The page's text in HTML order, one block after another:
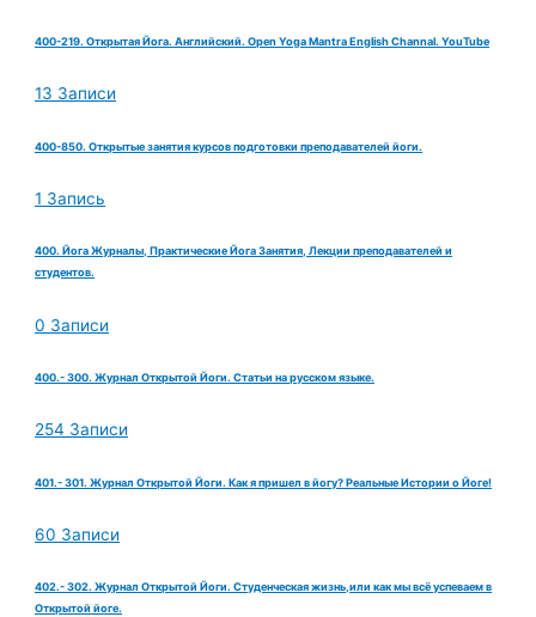
400-219. Открытая Йога. Английский. Open Yoga Mantra English Channal. YouTube
13 Записи
400-850. Открытые занятия курсов подготовки преподавателей йоги.
1 Запись
400. Йога Журналы, Практические Йога Занятия, Лекции преподавателей и
студентов.
0 Записи
400.- 300. Журнал Открытой Йоги. Статьи на русском языке.
254 Записи
401.- 301. Журнал Открытой Йоги. Как я пришел в йогу? Реальные Истории о Йоге!
60 Записи
402.- 302. Журнал Открытой Йоги. Студенческая жизнь,или как мы всё успеваем в
Открытой йоге.